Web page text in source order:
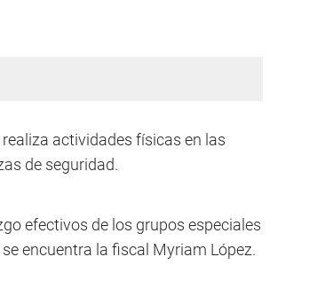
actividades físicas en las
de seguridad.
efectivos de los grupos especiales
encuentra la fiscal Myriam López.